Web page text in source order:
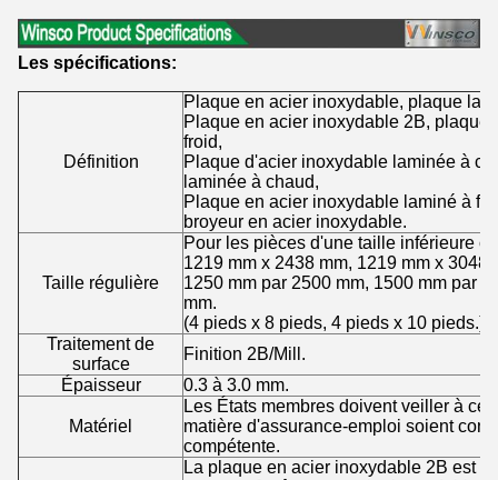
Les spécifications:
Définition
Plaque en acier inoxydable, plaque
Plaque en acier inoxydable 2B,
froid,
Plaque d'acier inoxydable laminée à
laminée à chaud,
Plaque en acier inoxydable laminé à
broyeur en acier inoxydable.
Taille régulière
Pour les pièces d'une taille inférieure
1219 mm x 2438 mm, 1219 mm x 3048
1250 mm par 2500 mm, 1500 mm par
mm.
(4 pieds x 8 pieds, 4 pieds x 10 pieds.)
Traitement de
surface
Finition 2B/Mill.
Épaisseur
0.3 à 3.0 mm.
Matériel
Les États membres doivent veiller à ce
matière d'assurance-emploi soient
compétente.
La plaque en acier inoxydable 2B est